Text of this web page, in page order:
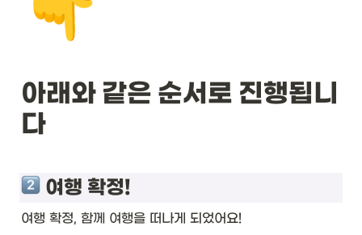
아래와 같은 순서로 진행됩니
다
여행 확정!
여행 확정, 함께 여행을 떠나게 되었어요!